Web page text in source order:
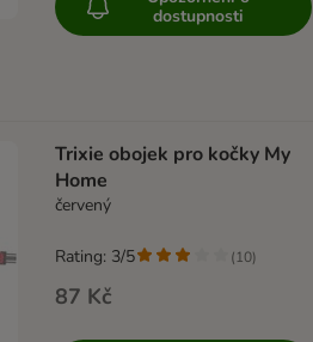
dostupnosti
Trixie obojek pro kočky My
Home
červený
87 Kč
Rating: 3/5 (10)